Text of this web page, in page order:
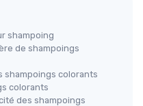
shampoing
de shampoings
shampoings colorants
colorants
des shampoings